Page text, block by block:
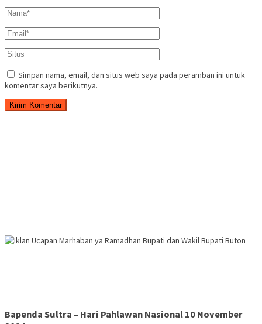
Simpan nama, email, dan situs web saya pada peramban ini untuk
komentar saya berikutnya.
Bapenda Sultra – Hari Pahlawan Nasional 10 November